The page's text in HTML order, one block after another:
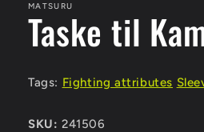
MATSURU
Taske til
Tags: Fighting attributes
SKU: 241506